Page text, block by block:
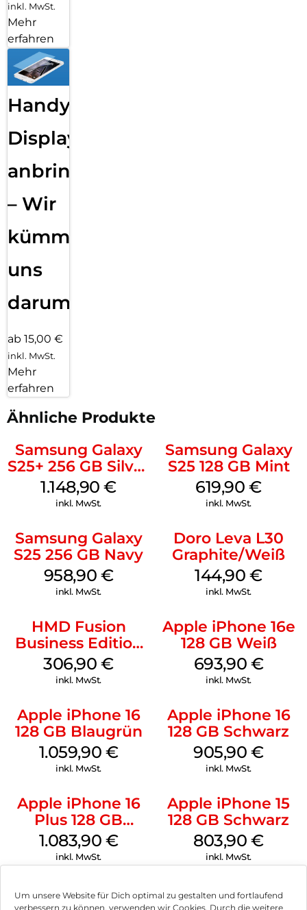
Um unsere Website für Dich optimal zu gestalten und fortlaufend
verbessern zu können, verwenden wir Cookies. Durch die weitere
inkl. MwSt.
Mehr
erfahren
Handy
Displayfolie
anbringen
– Wir
kümmern
uns
darum!
ab 15,00 €
inkl. MwSt.
Mehr
erfahren
Ähnliche Produkte
Samsung Galaxy
S25+ 256 GB Silver
Shadow
1.148,90€
inkl. MwSt.
Samsung Galaxy
S25 128 GB Mint
619,90€
inkl. MwSt.
Samsung Galaxy
S25 256 GB Navy
958,90 €
inkl. MwSt.
Doro Leva L30
Graphite/Weiß
144,90€
inkl. MwSt.
HMD Fusion
Business Edition
256 GB Grey
306,90€
inkl. MwSt.
Apple iPhone 16e
128 GB Weiß
693,90 €
inkl. MwSt.
Apple iPhone 16
128 GB Blaugrün
1.059,90 €
inkl. MwSt.
Apple iPhone 16
128 GB Schwarz
905,90€
inkl. MwSt.
Apple iPhone 16
Plus 128 GB
Schwarz
1.083,90 €
inkl. MwSt.
Apple iPhone 15
128 GB Schwarz
803,90€
inkl. MwSt.